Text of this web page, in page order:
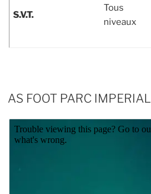
S.V.T.
Tous
niveaux
AS FOOT PARC IMPERIAL